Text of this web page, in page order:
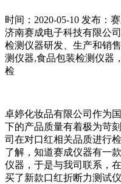
时间：2020-05-10 发布：
济南赛成电子科技有限公
检测仪器研发、生产和销
测仪器,食品包装检测仪器
检
卓婷化妆品有限公司作为
下的产品质量有着极为苛
司在对口红相关品质进行
了解，知道赛成仪器有一
仪器，于是与我司联系，
买了新款口红折断力测试仪